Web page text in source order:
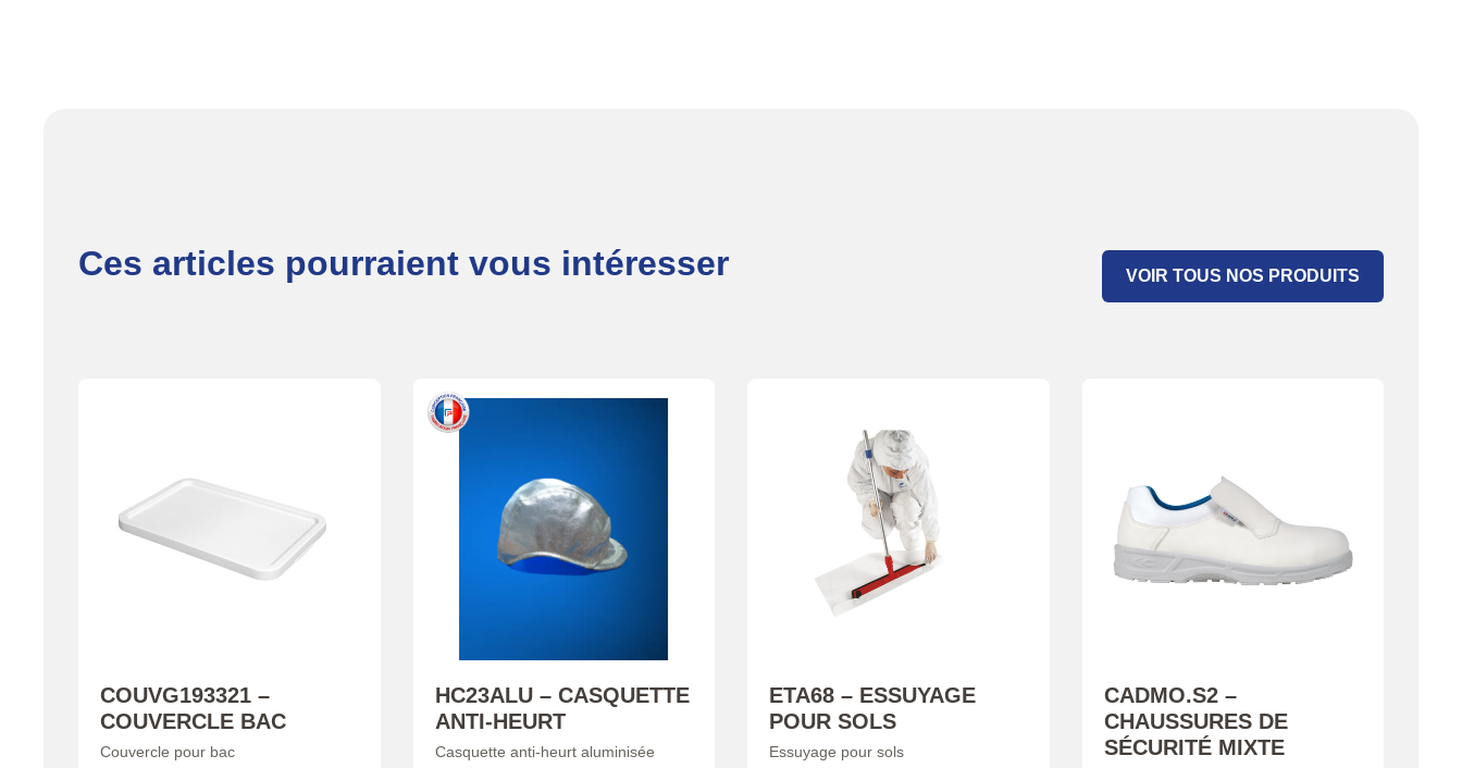
Ces articles pourraient vous intéresser VOIR TOUS NOS PRODUITS
COUVG193321 –
COUVERCLE BAC
Couvercle pour bac
HC23ALU – CASQUETTE
ANTI-HEURT
Casquette anti-heurt aluminisée
ETA68 – ESSUYAGE
POUR SOLS
Essuyage pour sols
CADMO.S2 –
CHAUSSURES DE
SÉCURITÉ MIXTE